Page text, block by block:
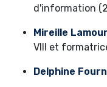
d'information
Mireille
VIII et
Delphine